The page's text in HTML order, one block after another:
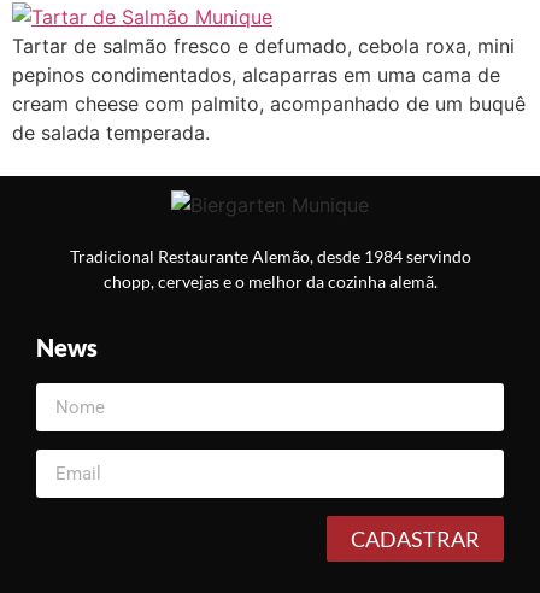
Tartar de salmão fresco e defumado, cebola roxa, mini
pepinos condimentados, alcaparras em uma cama de
cream cheese com palmito, acompanhado de um buquê
de salada temperada.
Tradicional Restaurante Alemão, desde 1984 servindo
chopp, cervejas e o melhor da cozinha alemã.
News
CADASTRAR